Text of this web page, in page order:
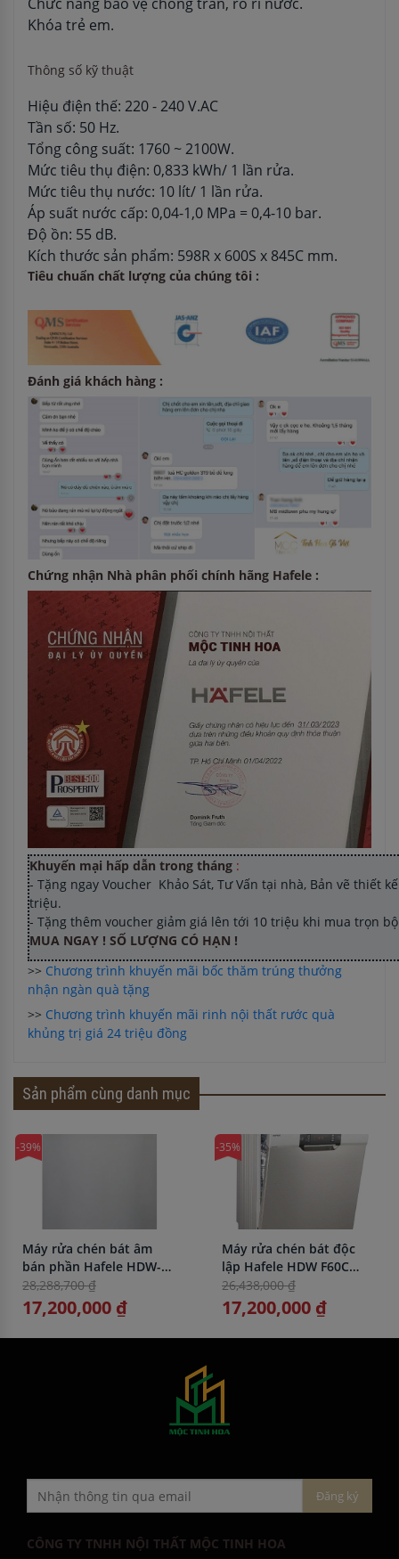
Khóa trẻ em.
Thông số kỹ thuật
Hiệu điện thế: 220 - 240 V.AC
Tần số: 50 Hz.
Tổng công suất: 1760 ~ 2100W.
Mức tiêu thụ điện: 0,833 kWh/ 1 lần rửa.
Mức tiêu thụ nước: 10 lít/ 1 lần rửa.
Áp suất nước cấp: 0,04-1,0 MPa = 0,4-10 bar.
Độ ồn: 55 dB.
Kích thước sản phẩm: 598R x 600S x 845C mm.
Tiêu chuẩn chất lượng của chúng tôi :
Đánh giá khách hàng :
Chứng nhận Nhà phân phối chính hãng Hafele :
Khuyến mại hấp dẫn trong tháng :
- Tặng ngay Voucher Khảo Sát, Tư Vấn tại nhà, Bản vẽ thiết
triệu.
- Tặng thêm voucher giảm giá lên tới 10 triệu khi mua trọn
MUA NGAY ! SỐ LƯỢNG CÓ HẠN !
>> Chương trình khuyến mãi bốc thăm trúng thưởng
nhận ngàn quà tặng
>> Chương trình khuyến mãi rinh nội thất rước quà
khủng trị giá 24 triệu đồng
Sản phẩm cùng danh mục
-39%
Máy rửa chén bát âm
bán phần Hafele HDW-
HI60B 533.23.210
28,288,700 ₫
17,200,000 ₫
-35%
Máy rửa chén bát độc
lập Hafele HDW F60C
533.23.200
26,438,000 ₫
17,200,000 ₫
CÔNG TY TNHH NỘI THẤT MỘC TINH HOA